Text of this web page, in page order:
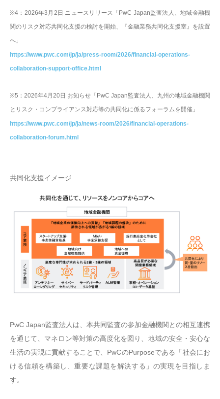
※4：2026年3月2日 ニュースリリース「PwC Japan監査法人、地域金融機
関のリスク対応共同化支援の検討を開始、『金融業務共同化支援室』を設置
へ」
https://www.pwc.com/jp/ja/press-room/2026/financial-operations-
collaboration-support-office.html
※5：2026年4月20日 お知らせ「PwC Japan監査法人、九州の地域金融機関
とリスク・コンプライアンス対応等の共同化に係るフォーラムを開催」
https://www.pwc.com/jp/ja/news-room/2026/financial-operations-
collaboration-forum.html
共同化支援イメージ
PwC Japan監査法人は、本共同監査の参加金融機関との相互連携
を通じて、マネロン等対策の高度化を図り、地域の安全・安心な
生活の実現に貢献することで、PwCのPurposeである「社会にお
ける信頼を構築し、重要な課題を解決する」の実現を目指しま
す。